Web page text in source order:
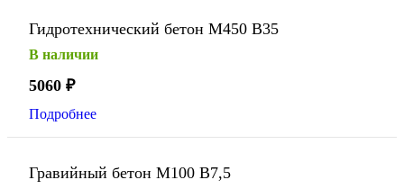
Гидротехнический бетон М450 В35
В наличии
5060 ₽
Подробнее
Гравийный бетон М100 В7,5